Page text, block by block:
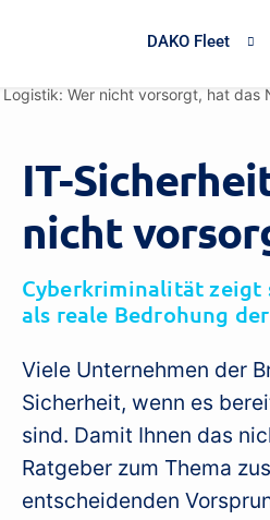
DAKO Fleet
Wer nicht vorsorgt, hat das
IT-
nicht
Cyberkriminalität zeigt
als reale Bedrohung
Viele Unternehmen der
Sicherheit, wenn es
sind. Damit Ihnen das
Ratgeber zum Thema
entscheidenden